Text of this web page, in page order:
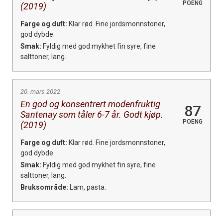
(2019)
POENG
Farge og duft: Klar rød. Fine jordsmonnstoner,
god dybde.
Smak: Fyldig med god mykhet fin syre, fine
salttoner, lang.
20. mars 2022
En god og konsentrert modenfruktig
Santenay som tåler 6-7 år. Godt kjøp.
(2019)
87
POENG
Farge og duft: Klar rød. Fine jordsmonnstoner,
god dybde.
Smak: Fyldig med god mykhet fin syre, fine
salttoner, lang.
Bruksområde: Lam, pasta.